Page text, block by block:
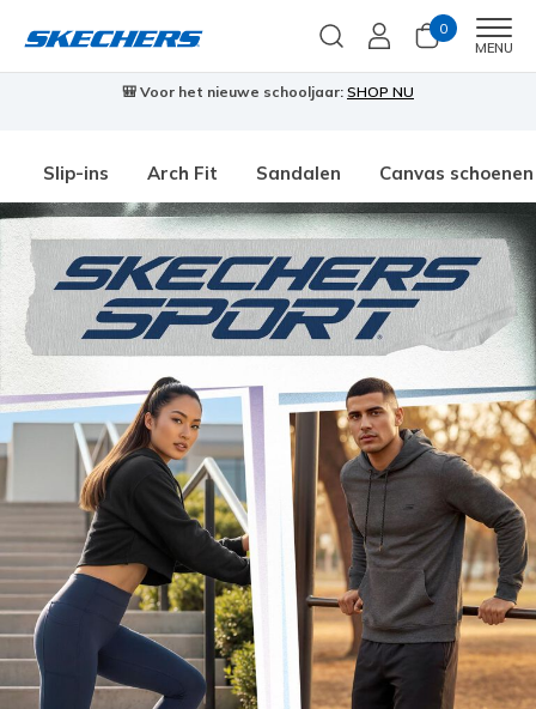
0
MENU
🎒 Voor het nieuwe schooljaar: SHOP NU
Slip-ins Arch Fit Sandalen Canvas schoenen